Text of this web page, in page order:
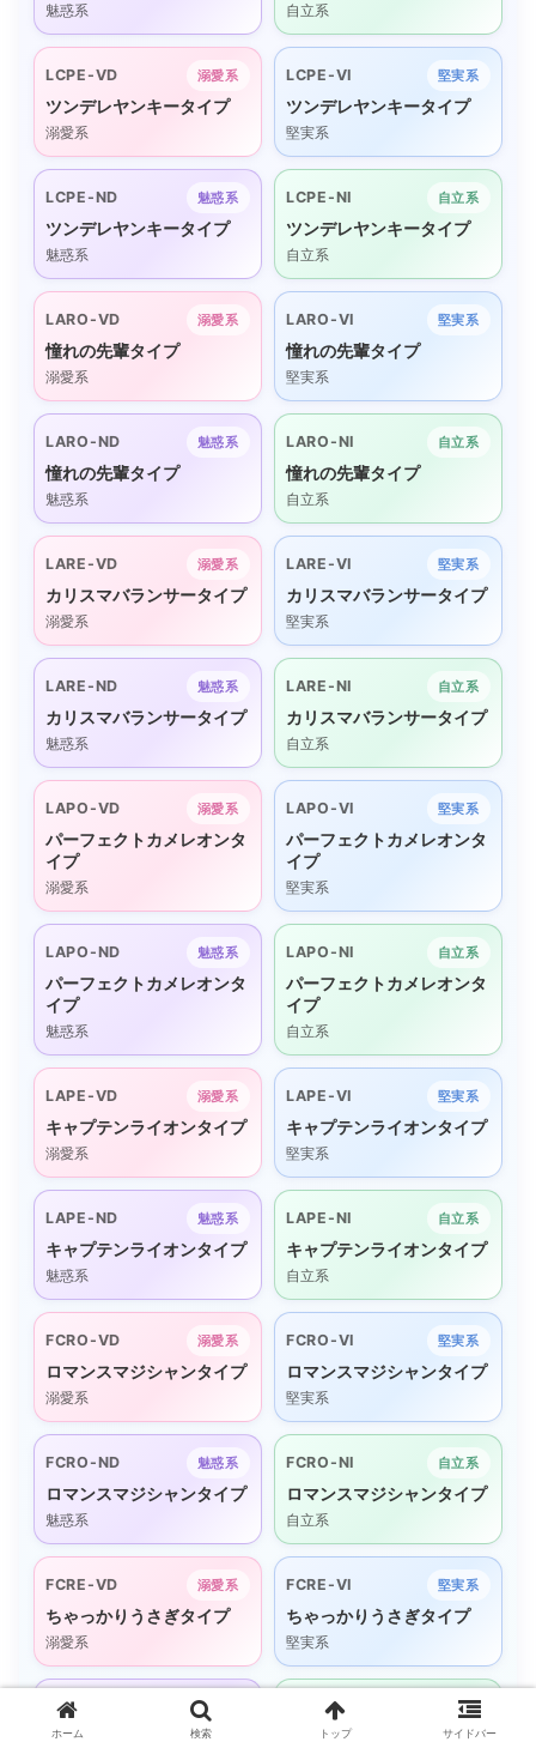
魅惑系 自立系
LCPE-VD 溺愛系
ツンデレヤンキータイプ
溺愛系
LCPE-VI 堅実系
ツンデレヤンキータイプ
堅実系
LCPE-ND 魅惑系
ツンデレヤンキータイプ
魅惑系
LCPE-NI 自立系
ツンデレヤンキータイプ
自立系
LARO-VD 溺愛系
憧れの先輩タイプ
溺愛系
LARO-VI 堅実系
憧れの先輩タイプ
堅実系
LARO-ND 魅惑系
憧れの先輩タイプ
魅惑系
LARO-NI 自立系
憧れの先輩タイプ
自立系
LARE-VD 溺愛系
カリスマバランサータイプ
溺愛系
LARE-VI 堅実系
カリスマバランサータイプ
堅実系
LARE-ND 魅惑系
カリスマバランサータイプ
魅惑系
LARE-NI 自立系
カリスマバランサータイプ
自立系
LAPO-VD 溺愛系
パーフェクトカメレオンタ
イプ
溺愛系
LAPO-VI 堅実系
パーフェクトカメレオンタ
イプ
堅実系
LAPO-ND 魅惑系
パーフェクトカメレオンタ
イプ
魅惑系
LAPO-NI 自立系
パーフェクトカメレオンタ
イプ
自立系
LAPE-VD 溺愛系
キャプテンライオンタイプ
溺愛系
LAPE-VI 堅実系
キャプテンライオンタイプ
堅実系
LAPE-ND 魅惑系
キャプテンライオンタイプ
魅惑系
LAPE-NI 自立系
キャプテンライオンタイプ
自立系
FCRO-VD 溺愛系
ロマンスマジシャンタイプ
溺愛系
FCRO-VI 堅実系
ロマンスマジシャンタイプ
堅実系
FCRO-ND 魅惑系
ロマンスマジシャンタイプ
魅惑系
FCRO-NI 自立系
ロマンスマジシャンタイプ
自立系
FCRE-VD 溺愛系
ちゃっかりうさぎタイプ
溺愛系
FCRE-VI 堅実系
ちゃっかりうさぎタイプ
堅実系
FCRE-ND 魅惑系
ちゃっかりうさぎタイプ
FCRE-NI 自立系
ちゃっかりうさぎタイプ
ホーム 検索 トップ サイドバー